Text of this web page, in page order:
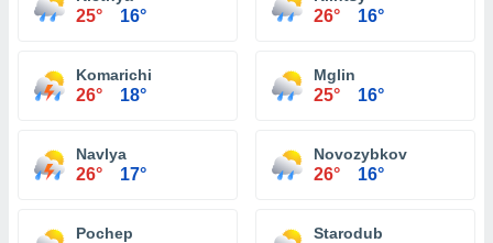
25° 16° 26° 16°
Komarichi
26° 18°
Mglin
25° 16°
Navlya
26° 17°
Novozybkov
26° 16°
Pochep Starodub